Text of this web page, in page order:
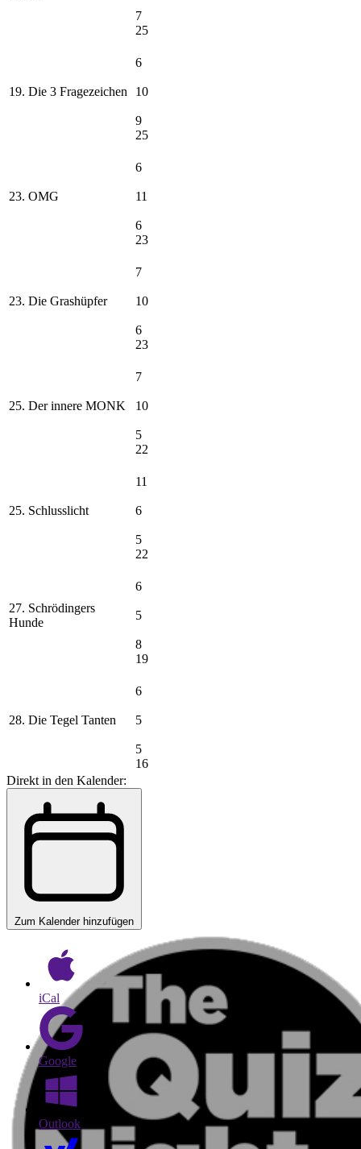
7
25
19. Die 3 Fragezeichen
6
10
9
25
23. OMG
6
11
6
23
23. Die Grashüpfer
7
10
6
23
25. Der innere MONK
7
10
5
22
25. Schlusslicht
11
6
5
22
27. Schrödingers
Hunde
6
5
8
19
28. Die Tegel Tanten
6
5
5
16
Direkt in den Kalender:
Zum Kalender hinzufügen
iCal
Google
Outlook